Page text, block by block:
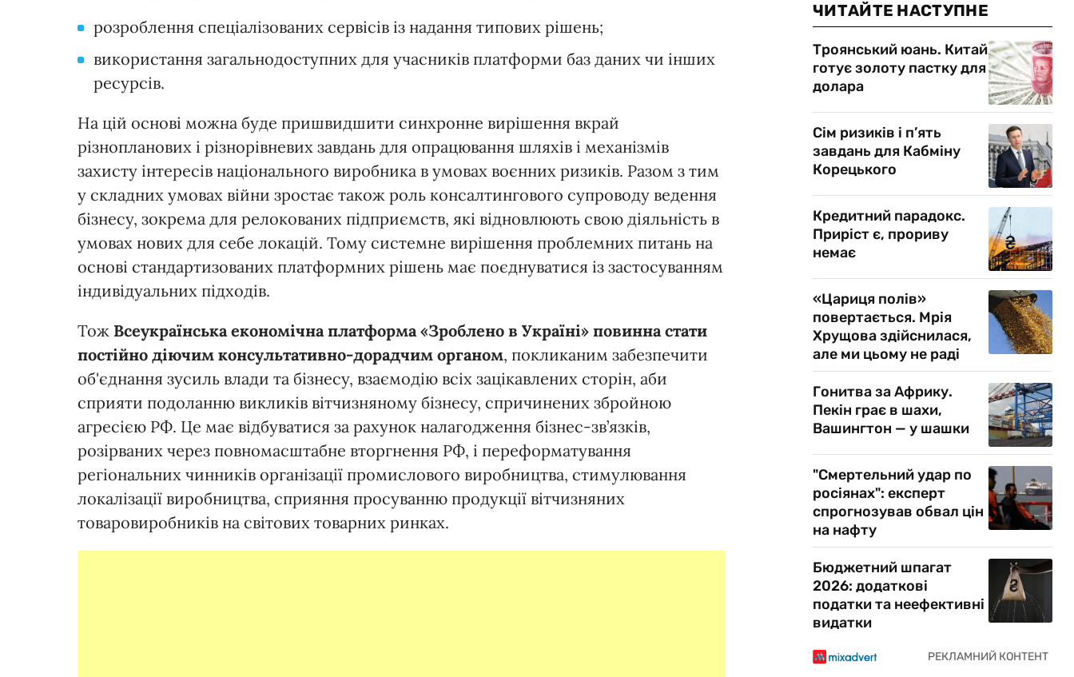
розроблення спеціалізованих сервісів із надання типових рішень;
використання загальнодоступних для учасників платформи баз даних чи інших
ресурсів.
На цій основі можна буде пришвидшити синхронне вирішення вкрай
різнопланових і різнорівневих завдань для опрацювання шляхів і механізмів
захисту інтересів національного виробника в умовах воєнних ризиків. Разом з тим
у складних умовах війни зростає також роль консалтингового супроводу ведення
бізнесу, зокрема для релокованих підприємств, які відновлюють свою діяльність в
умовах нових для себе локацій. Тому системне вирішення проблемних питань на
основі стандартизованих платформних рішень має поєднуватися із застосуванням
індивідуальних підходів.
Тож Всеукраїнська економічна платформа «Зроблено в Україні» повинна стати
постійно діючим консультативно-дорадчим органом, покликаним забезпечити
об'єднання зусиль влади та бізнесу, взаємодію всіх зацікавлених сторін, аби
сприяти подоланню викликів вітчизняному бізнесу, спричинених збройною
агресією РФ. Це має відбуватися за рахунок налагодження бізнес-зв’язків,
розірваних через повномасштабне вторгнення РФ, і переформатування
регіональних чинників організації промислового виробництва, стимулювання
локалізації виробництва, сприяння просуванню продукції вітчизняних
товаровиробників на світових товарних ринках.
ЧИТАЙТЕ НАСТУПНЕ
Троянський юань. Китай
готує золоту пастку для
долара
Сім ризиків і п’ять
завдань для Кабміну
Корецького
Кредитний парадокс.
Приріст є, прориву
немає
«Цариця полів»
повертається. Мрія
Хрущова здійснилася,
але ми цьому не раді
Гонитва за Африку.
Пекін грає в шахи,
Вашингтон — у шашки
"Смертельний удар по
росіянах": експерт
спрогнозував обвал цін
на нафту
Бюджетний шпагат
2026: додаткові
податки та неефективні
видатки